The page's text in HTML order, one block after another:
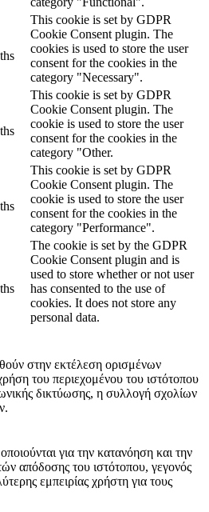
This cookie is set by GDPR
Cookie Consent plugin. The
cookies is used to store the user
consent for the cookies in the
category "Necessary".
This cookie is set by GDPR
Cookie Consent plugin. The
cookie is used to store the user
consent for the cookies in the
category "Other.
This cookie is set by GDPR
Cookie Consent plugin. The
cookie is used to store the user
consent for the cookies in the
category "Performance".
The cookie is set by the GDPR
Cookie Consent plugin and is
used to store whether or not user
has consented to the use of
cookies. It does not store any
personal data.
στην εκτέλεση ορισμένων
του περιεχομένου του ιστότοπου
δικτύωσης, η συλλογή σχολίων
για την κατανόηση και την
απόδοσης του ιστότοπου, γεγονός
εμπειρίας χρήστη για τους